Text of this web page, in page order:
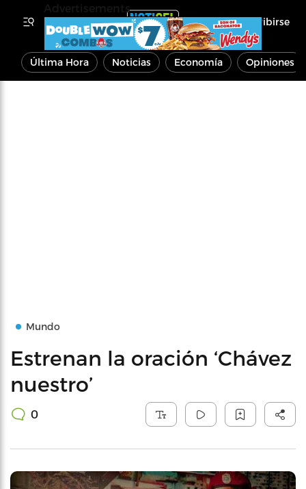
Inscribirse
Última Hora Noticias Economía Opiniones
Mundo
Estrenan la oración ‘Chávez
nuestro’
0
Advertisements